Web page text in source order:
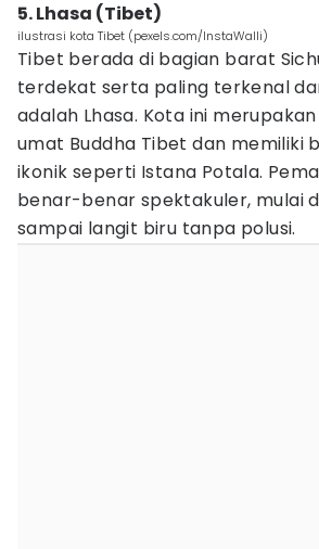
5. Lhasa (Tibet)
ilustrasi kota Tibet (pexels.com/InstaWalli)
Tibet berada di bagian barat
terdekat serta paling terkenal
adalah Lhasa. Kota ini
umat Buddha Tibet dan memiliki
ikonik seperti Istana Potala.
benar-benar spektakuler, mulai
sampai langit biru tanpa polusi.